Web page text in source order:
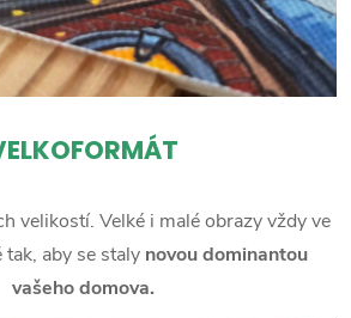
velikostí. Velké i malé obrazy vždy ve
aby se staly novou dominantou
vašeho domova.